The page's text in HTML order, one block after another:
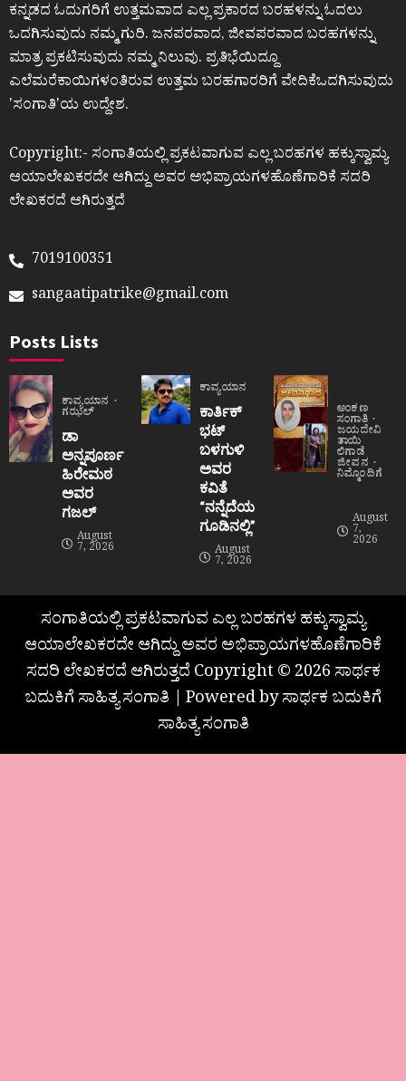
ಕನ್ನಡದ ಓದುಗರಿಗೆ ಉತ್ತಮವಾದ ಎಲ್ಲ ಪ್ರಕಾರದ ಬರಹಳನ್ನು ಓದಲು
ಒದಗಿಸುವುದು ನಮ್ಮ ಗುರಿ. ಜನಪರವಾದ, ಜೀವಪರವಾದ ಬರಹಗಳನ್ನು
ಮಾತ್ರ ಪ್ರಕಟಿಸುವುದು ನಮ್ಮ ನಿಲುವು. ಪ್ರತಿಭೆಯಿದ್ದೂ
ಎಲೆಮರೆಕಾಯಿಗಳಂತಿರುವ ಉತ್ತಮ ಬರಹಗಾರರಿಗೆ ವೇದಿಕೆಒದಗಿಸುವುದು
ʼಸಂಗಾತಿʼಯ ಉದ್ದೇಶ.
Copyright:- ಸಂಗಾತಿಯಲ್ಲಿ ಪ್ರಕಟವಾಗುವ ಎಲ್ಲ ಬರಹಗಳ ಹಕ್ಕುಸ್ವಾಮ್ಯ
ಆಯಾಲೇಖಕರದೇ ಆಗಿದ್ದು ಅವರ ಅಭಿಪ್ರಾಯಗಳಹೊಣೆಗಾರಿಕೆ ಸದರಿ
ಲೇಖಕರದೆ ಆಗಿರುತ್ತದೆ
7019100351
sangaatipatrike@gmail.com
Posts Lists
ಕಾವ್ಯಯಾನ
ಗಝಲ್
ಡಾ
ಅನ್ನಪೂರ್ಣ
ಹಿರೇಮಠ
ಅವರ
ಗಜಲ್
August
7, 2026
ಕಾವ್ಯಯಾನ
ಕಾರ್ತಿಕ್
ಭಟ್
ಬಳಗುಳಿ
ಅವರ
ಕವಿತೆ
“ನನ್ನೆದೆಯ
ಗೂಡಿನಲ್ಲಿ”
August
7, 2026
ಅಂಕಣ
ಸಂಗಾತಿ
ಜಯದೇವಿ
ತಾಯಿ
ಲಿಗಾಡೆ
ಜೀವನ
ನಿಮ್ಮೊಂದಿಗೆ
August
7,
2026
ಸಂಗಾತಿಯಲ್ಲಿ ಪ್ರಕಟವಾಗುವ ಎಲ್ಲ ಬರಹಗಳ ಹಕ್ಕುಸ್ವಾಮ್ಯ
ಆಯಾಲೇಖಕರದೇ ಆಗಿದ್ದು ಅವರ ಅಭಿಪ್ರಾಯಗಳಹೊಣೆಗಾರಿಕೆ
ಸದರಿ ಲೇಖಕರದೆ ಆಗಿರುತ್ತದೆ Copyright © 2026 ಸಾರ್ಥಕ
ಬದುಕಿಗೆ ಸಾಹಿತ್ಯ ಸಂಗಾತಿ | Powered by ಸಾರ್ಥಕ ಬದುಕಿಗೆ
ಸಾಹಿತ್ಯ ಸಂಗಾತಿ